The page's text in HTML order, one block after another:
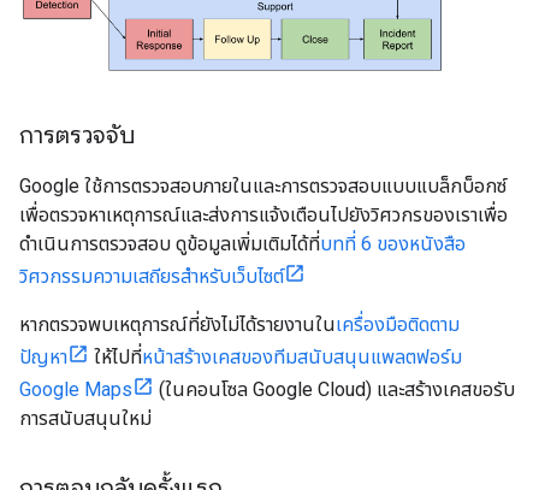
การตรวจจับ
Google ใช้การตรวจสอบภายในและการตรวจสอบแบบแบล็กบ็อกซ์
เพื่อตรวจหาเหตุการณ์และส่งการแจ้งเตือนไปยังวิศวกรของเราเพื่อ
ดำเนินการตรวจสอบ ดูข้อมูลเพิ่มเติมได้ที่บทที่ 6 ของหนังสือ
วิศวกรรมความเสถียรสำหรับเว็บไซต์
หากตรวจพบเหตุการณ์ที่ยังไม่ได้รายงานในเครื่องมือติดตาม
ปัญหา
ให้ไปที่หน้าสร้างเคสของทีมสนับสนุนแพลตฟอร์ม
Google Maps
(ในคอนโซล Google Cloud) และสร้างเคสขอรับ
การสนับสนุนใหม่